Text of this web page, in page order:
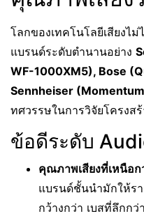
โลกของเทคโนโลยีเสียง
แบรนด์ระดับตำนานอย่าง
WF-1000XM5), Bose
Sennheiser
ทศวรรษในการวิจัยโครงส
ข้อดีระดับ
คุณภาพเสียงที่เหนือ
แบรนด์ชั้นนำมักให้รา
กว้างกว่า เบสที่ลึกก